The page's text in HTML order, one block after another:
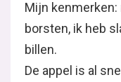
Mijn
borsten, ik heb
billen.
De appel is al